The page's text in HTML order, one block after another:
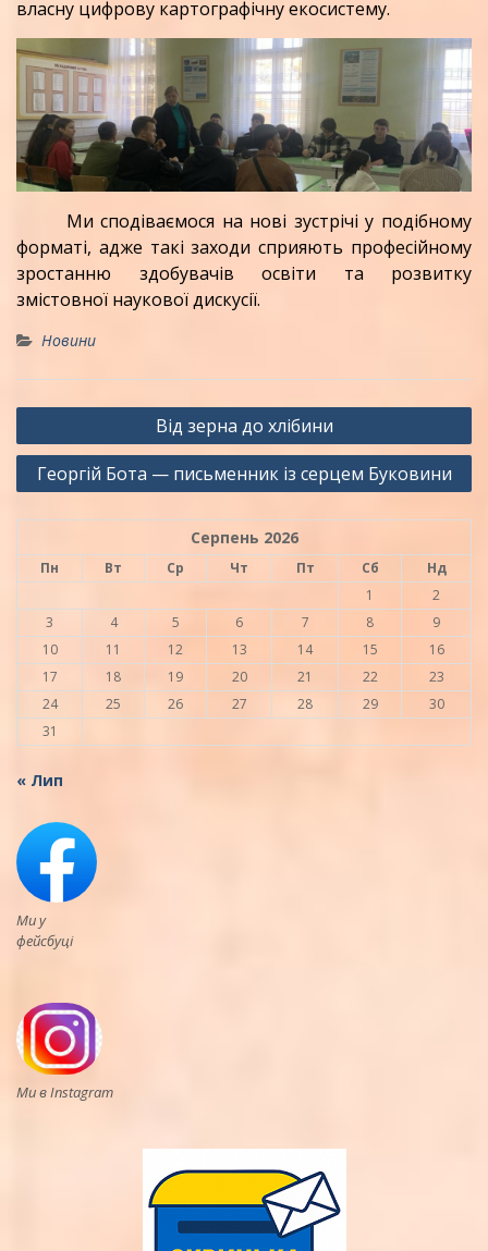
власну цифрову картографічну екосистему.
Ми сподіваємося на нові зустрічі у подібному
форматі, адже такі заходи сприяють професійному
зростанню здобувачів освіти та розвитку
змістовної наукової дискусії.
Новини
Навігація
записів
Від зерна до хлібини
Георгій Бота — письменник із серцем Буковини
Серпень 2026
Пн Вт Ср Чт Пт Сб
Нд
1
2
3
4 5 6 7 8
9
10
11 12 13 14 15
16
17
18 19 20 21 22
23
24
25 26 27 28 29
30
31
« Лип
Ми у
фейсбуці
Ми в Instagram